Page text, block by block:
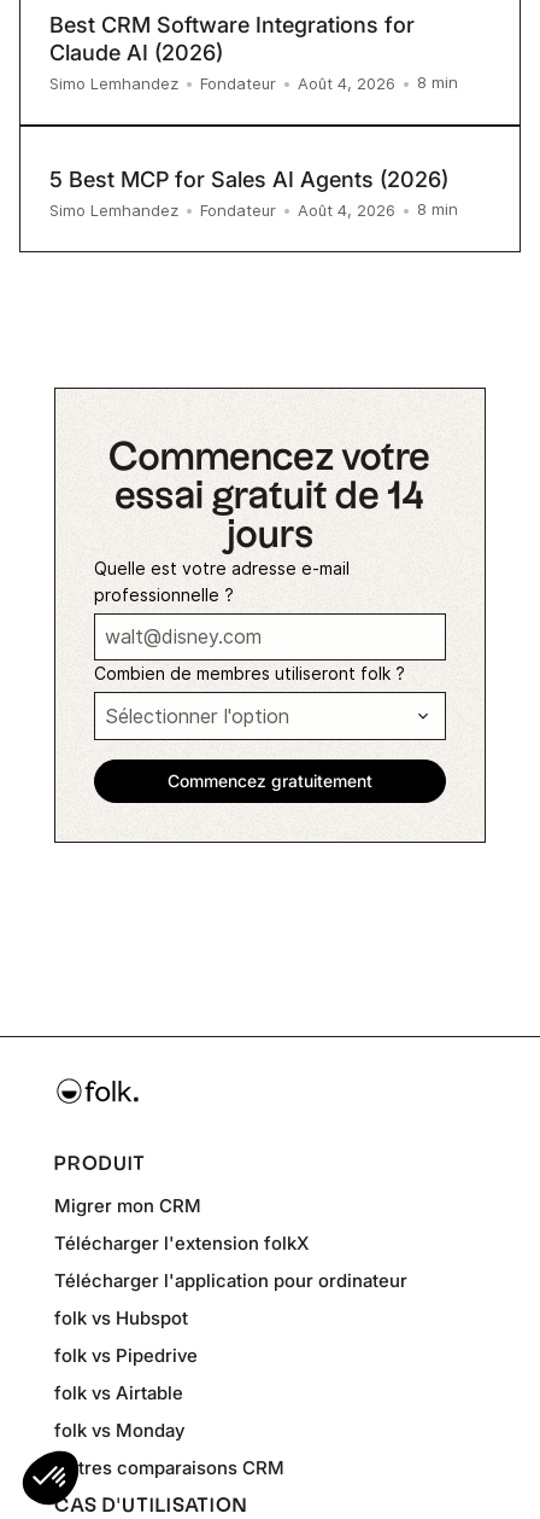
Best CRM Software Integrations for
Claude AI (2026)
Simo Lemhandez • Fondateur • Août 4, 2026 • 8 min
5 Best MCP for Sales AI Agents (2026)
Simo Lemhandez • Fondateur • Août 4, 2026 • 8 min
Commencez votre
essai gratuit de 14
jours
Quelle est votre adresse e-mail
professionnelle ?
Combien de membres utiliseront folk ?
PRODUIT
Migrer mon CRM
Télécharger l'extension folkX
Télécharger l'application pour ordinateur
folk vs Hubspot
folk vs Pipedrive
folk vs Airtable
folk vs Monday
Autres comparaisons CRM
CAS D'UTILISATION